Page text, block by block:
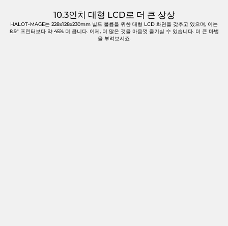
10.3인치 대형 LCD로 더 큰 상상
HALOT-MAGE는 228x128x230mm 빌드 볼륨을 위한 대형 LCD 화면을 갖추고 있으며, 이는
8.9" 프린터보다 약 45% 더 큽니다. 이제, 더 많은 것을 마음껏 즐기실 수 있습니다. 더 큰 마법
을 부려보시죠.